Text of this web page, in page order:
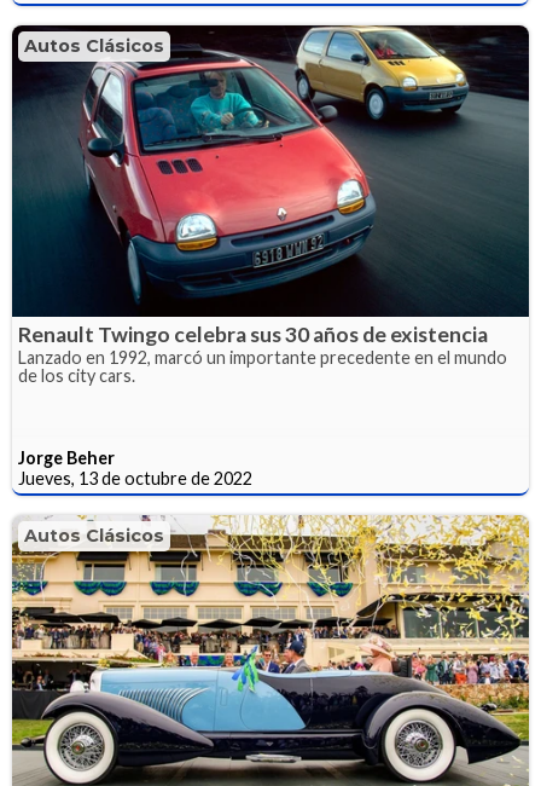
Autos Clásicos
Renault Twingo celebra sus 30 años de existencia
Lanzado en 1992, marcó un importante precedente en el mundo
de los city cars.
Jorge Beher
Jueves, 13 de octubre de 2022
Autos Clásicos